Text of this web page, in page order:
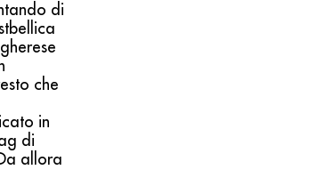
di
che
in
di
allora